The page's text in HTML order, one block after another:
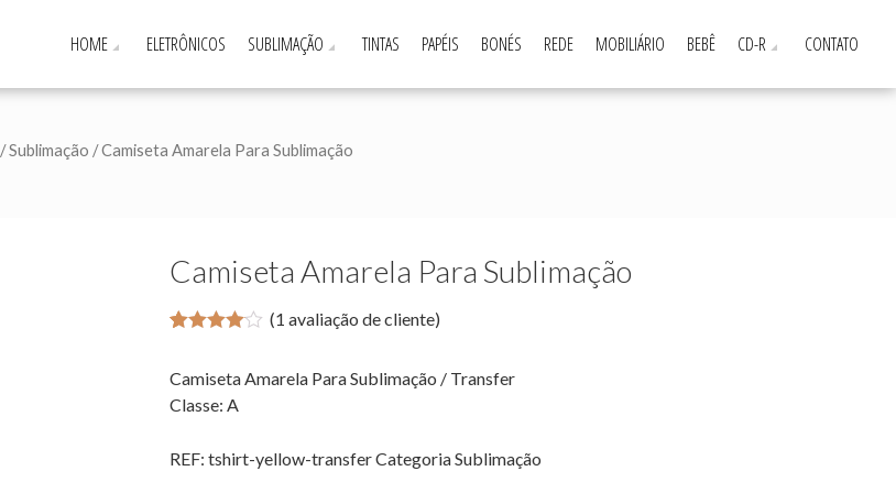
HOME ELETRÔNICOS SUBLIMAÇÃO TINTAS PAPÉIS BONÉS REDE MOBILIÁRIO BEBÊ CD-R CONTATO
/Sublimação / Camiseta Amarela Para Sublimação
Camiseta Amarela Para Sublimação
em
avaliação
de
(1 avaliação de cliente)
Camiseta Amarela Para Sublimação / Transfer
Classe: A
REF:tshirt-yellow-transferCategoriaSublimação